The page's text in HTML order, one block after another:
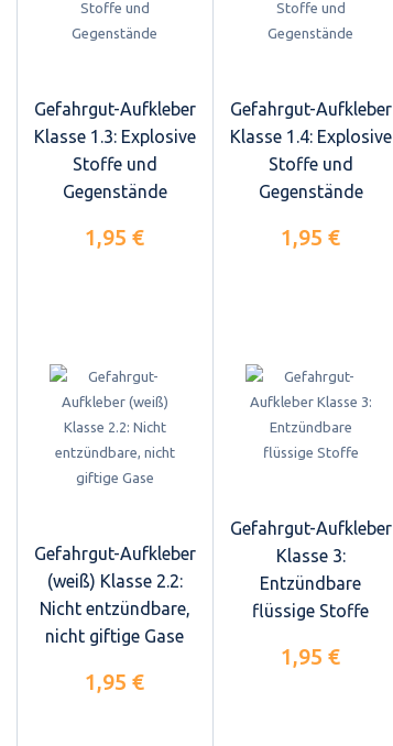
Gefahrgut-Aufkleber
Klasse 1.3: Explosive
Stoffe und
Gegenstände
1,95 €
Gefahrgut-Aufkleber
Klasse 1.4: Explosive
Stoffe und
Gegenstände
1,95 €
Gefahrgut-Aufkleber
(weiß) Klasse 2.2:
Nicht entzündbare,
nicht giftige Gase
1,95 €
Gefahrgut-Aufkleber
Klasse 3:
Entzündbare
flüssige Stoffe
1,95 €